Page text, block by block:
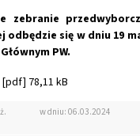
zebranie
się w dniu 19
PW.
[pdf] 78,11 kB
w dniu: 06.03.2024